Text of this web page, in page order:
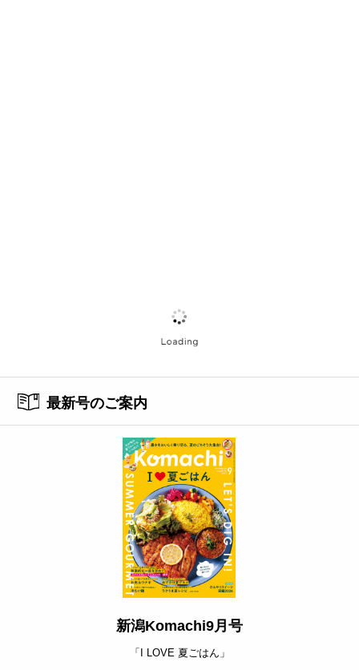
最新号のご案内
新潟Komachi9月号
「I LOVE 夏ごはん」